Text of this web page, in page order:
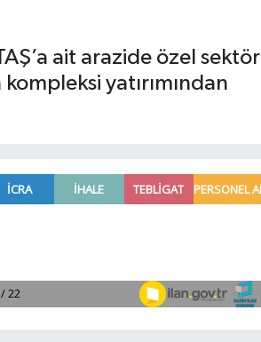
ait arazide özel sektör
yatırımından